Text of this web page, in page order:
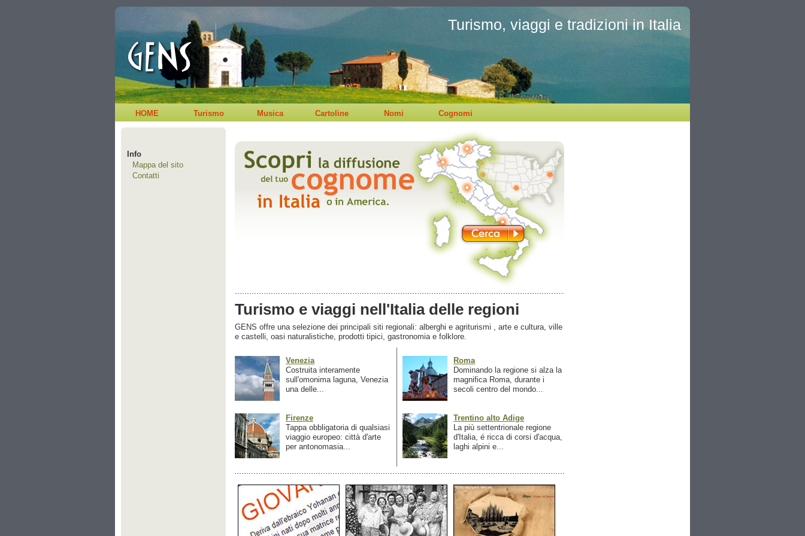
Turismo, viaggi e tradizioni in Italia
HOME Turismo Musica Cartoline Nomi Cognomi
Info
Mappa del sito
Contatti
Turismo e viaggi nell'Italia delle regioni
GENS offre una selezione dei principali siti regionali: alberghi e agriturismi , arte e cultura, ville
e castelli, oasi naturalistiche, prodotti tipici, gastronomia e folklore.
Venezia
Costruita interamente
sull'omonima laguna, Venezia
una delle...
Firenze
Tappa obbligatoria di qualsiasi
viaggio europeo: città d'arte
per antonomasia...
Roma
Dominando la regione si alza la
magnifica Roma, durante i
secoli centro del mondo...
Trentino alto Adige
La più settentrionale regione
d'Italia, é ricca di corsi d'acqua,
laghi alpini e...